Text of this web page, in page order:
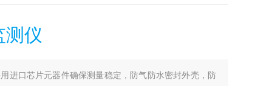
测仪
进口芯片元器件确保测量稳定，防气防水密封外壳，防